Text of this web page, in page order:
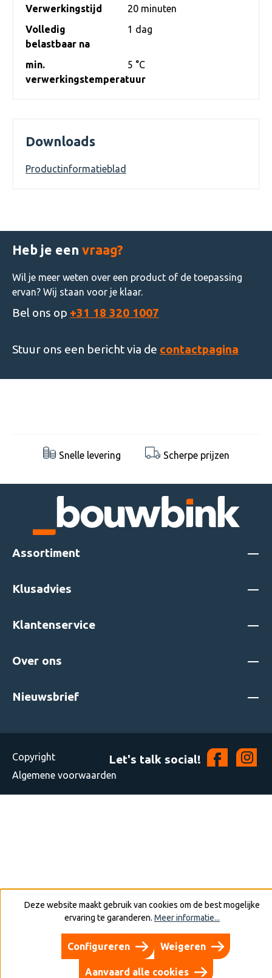
Verwerkingstijd
20 minuten
Volledig
belastbaar na
1 dag
min.
verwerkingstemperatuur
5 °C
Downloads
Productinformatieblad
Heb je een vraag?
Wil je meer weten over een product of de toepassing
ervan? Wij staan voor je klaar.
Bel ons op +31 18 320 1007
Stuur ons een bericht via de contactpagina
Snelle levering Scherpe prijzen
Assortiment
Klusadvies
Klantenservice
Over ons
Nieuwsbrief
Copyright Let's talk social!
Algemene voorwaarden
Deze website maakt gebruik van cookies om de best mogelijke
ervaring te garanderen. Meer informatie...
Weigeren
Configureren
Aanvaard alle cookies